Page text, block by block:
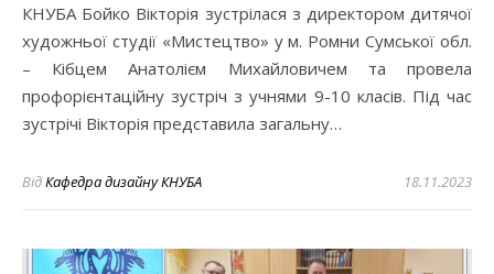
КНУБА Бойко Вікторія зустрілася з директором дитячої
художньої студії «Мистецтво» у м. Ромни Сумської обл.
– Кібцем Анатолієм Михайловичем та провела
профорієнтаційну зустріч з учнями 9-10 класів. Під час
зустрічі Вікторія представила загальну…
ВідКафедра дизайну КНУБА 18.11.2023